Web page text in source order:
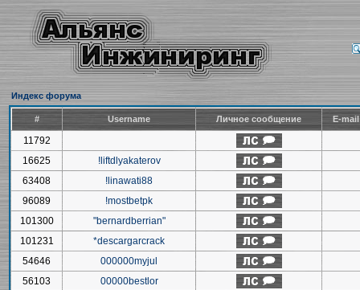
Индекс форума
# Username Личное сообщение E-
11792
16625
!liftdlyakaterov
63408
!linawati88
96089
!mostbetpk
101300
"bernardberrian"
101231
*descargarcrack
54646
000000myjul
56103
00000bestlor